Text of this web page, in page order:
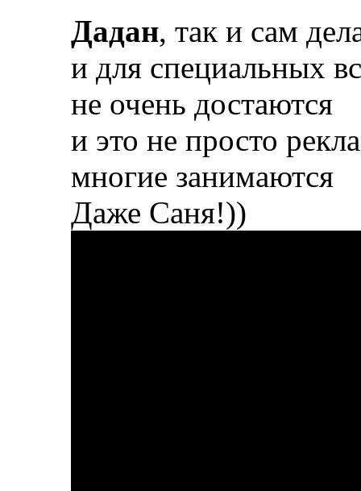
Дадан, так и сам
и для специальных
не очень достаются
и это не просто
многие занимаются
Даже Саня!))